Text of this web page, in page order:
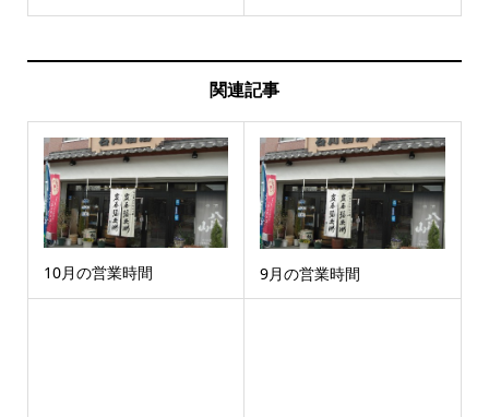
関連記事
10月の営業時間 9月の営業時間